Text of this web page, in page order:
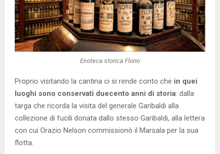
Enoteca storica Florio
Proprio visitando la cantina ci si rende conto che in quei
luoghi sono conservati duecento anni di storia: dalla
targa che ricorda la visita del generale Garibaldi alla
collezione di fucili donata dallo stesso Garibaldi, alla lettera
con cui Orazio Nelson commissionò il Marsala per la sua
flotta.